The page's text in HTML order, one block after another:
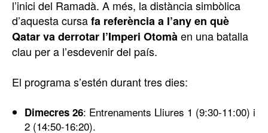
l’inici del Ramadà. A més, la distància simbòlica
d’aquesta cursafa referència a l’any en què
Qatar va derrotar l’Imperi Otomàen una batalla
clau per a l’esdevenir del país.
El programa s’estén durant tres dies:
Dimecres 26: Entrenaments Lliures 1 (9:30-11:00) i
2 (14:50-16:20).